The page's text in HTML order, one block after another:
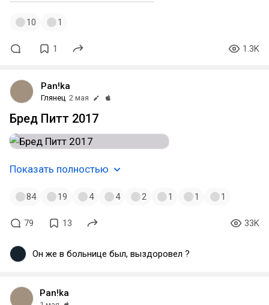
10 1
1 1.3K
Pan!ka
Глянец 2 мая
Бред Питт 2017
Показать полностью
84 19 4 4 2 1 1 1
79 13 33K
Он же в больнице был, выздоровел ?
Pan!ka